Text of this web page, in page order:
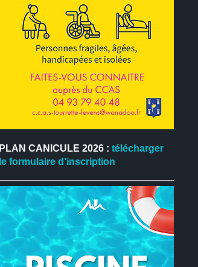
PLAN CANICULE 2026 : télécharger
le formulaire d’inscription